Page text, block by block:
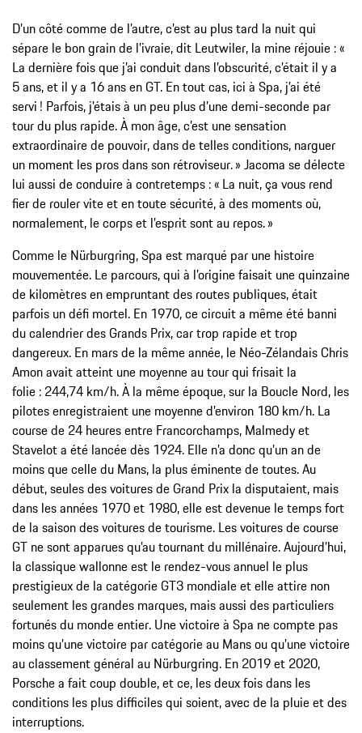
D’un côté comme de l’autre, c’est au plus tard la nuit qui
sépare le bon grain de l’ivraie, dit Leutwiler, la mine réjouie : «
La dernière fois que j’ai conduit dans l’obscurité, c’était il y a
5 ans, et il y a 16 ans en GT. En tout cas, ici à Spa, j’ai été
servi ! Parfois, j’étais à un peu plus d’une demi-seconde par
tour du plus rapide. À mon âge, c’est une sensation
extraordinaire de pouvoir, dans de telles conditions, narguer
un moment les pros dans son rétroviseur. » Jacoma se délecte
lui aussi de conduire à contretemps : « La nuit, ça vous rend
fier de rouler vite et en toute sécurité, à des moments où,
normalement, le corps et l’esprit sont au repos. »
Comme le Nürburgring, Spa est marqué par une histoire
mouvementée. Le parcours, qui à l’origine faisait une quinzaine
de kilomètres en empruntant des routes publiques, était
parfois un défi mortel. En 1970, ce circuit a même été banni
du calendrier des Grands Prix, car trop rapide et trop
dangereux. En mars de la même année, le Néo-Zélandais Chris
Amon avait atteint une moyenne au tour qui frisait la
folie : 244,74 km/h. À la même époque, sur la Boucle Nord, les
pilotes enregistraient une moyenne d’environ 180 km/h. La
course de 24 heures entre Francorchamps, Malmedy et
Stavelot a été lancée dès 1924. Elle n’a donc qu’un an de
moins que celle du Mans, la plus éminente de toutes. Au
début, seules des voitures de Grand Prix la disputaient, mais
dans les années 1970 et 1980, elle est devenue le temps fort
de la saison des voitures de tourisme. Les voitures de course
GT ne sont apparues qu’au tournant du millénaire. Aujourd’hui,
la classique wallonne est le rendez-vous annuel le plus
prestigieux de la catégorie GT3 mondiale et elle attire non
seulement les grandes marques, mais aussi des particuliers
fortunés du monde entier. Une victoire à Spa ne compte pas
moins qu’une victoire par catégorie au Mans ou qu’une victoire
au classement général au Nürburgring. En 2019 et 2020,
Porsche a fait coup double, et ce, les deux fois dans les
conditions les plus difficiles qui soient, avec de la pluie et des
interruptions.